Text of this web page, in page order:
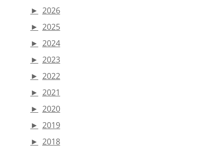
► 2026
► 2025
► 2024
► 2023
► 2022
► 2021
► 2020
► 2019
► 2018